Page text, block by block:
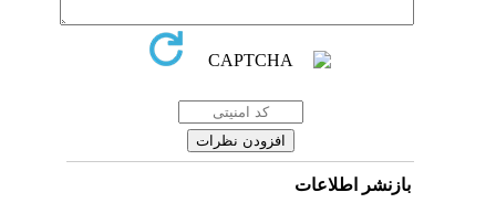
بازنشر اطلاعات